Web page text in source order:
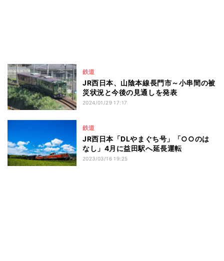
鉄道
JR西日本、山陰本線長門市～小串間の被
災状況と今後の見通しを発表
2024/01/29 17:17
鉄道
JR西日本「DLやまぐち号」「○○のは
なし」4月に益田駅へ延長運転
2023/03/16 19:25